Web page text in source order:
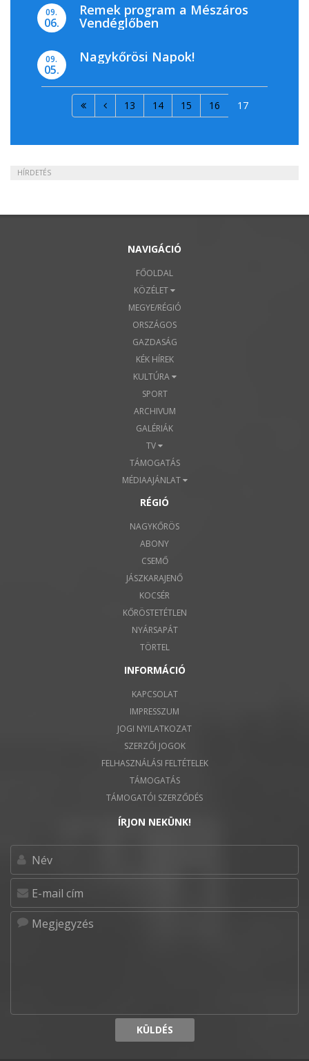
09.
06.
Remek program a Mészáros
Vendéglőben
09.
05.
Nagykőrösi Napok!
13 14 15 16 17
HÍRDETÉS
NAVIGÁCIÓ
FŐOLDAL
KÖZÉLET
MEGYE/RÉGIÓ
ORSZÁGOS
GAZDASÁG
KÉK HÍREK
KULTÚRA
SPORT
ARCHIVUM
GALÉRIÁK
TV
TÁMOGATÁS
MÉDIAAJÁNLAT
RÉGIÓ
NAGYKŐRÖS
ABONY
CSEMŐ
JÁSZKARAJENŐ
KOCSÉR
KŐRÖSTETÉTLEN
NYÁRSAPÁT
TÖRTEL
INFORMÁCIÓ
KAPCSOLAT
IMPRESSZUM
JOGI NYILATKOZAT
SZERZŐI JOGOK
FELHASZNÁLÁSI FELTÉTELEK
TÁMOGATÁS
TÁMOGATÓI SZERZŐDÉS
ÍRJON NEKÜNK!
KÜLDÉS